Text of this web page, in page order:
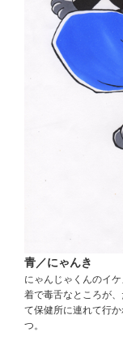
青／にゃんき
にゃんじゃくんのイ
着で毒舌なところが
て保健所に連れて行
つ。